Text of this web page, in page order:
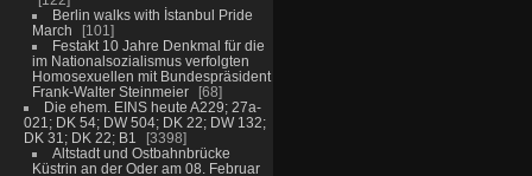
Berlin walks with İstanbul Pride
March
101
Festakt 10 Jahre Denkmal für die
im Nationalsozialismus verfolgten
Homosexuellen mit Bundespräsident
Frank-Walter Steinmeier
68
Die ehem. EINS heute A229; 27a-
021; DK 54; DW 504; DK 22; DW 132;
DK 31; DK 22; B1
3398
Altstadt und Ostbahnbrücke
Küstrin an der Oder am 08. Februar